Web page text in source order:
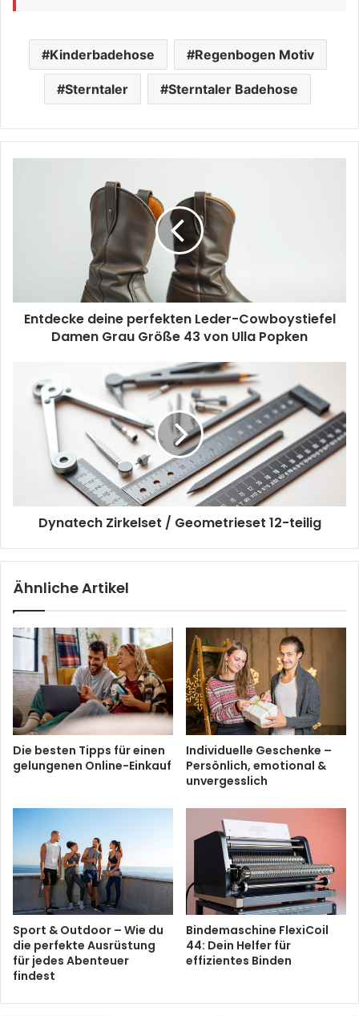
Kinderbadehose Regenbogen Motiv
Sterntaler Sterntaler Badehose
43
vonEntdecke deine perfekten Leder-Cowboystiefel
Damen Grau Größe 43 von Ulla Popken
Zirkelset
Geometrieset
Dynatech Zirkelset / Geometrieset 12-teilig
Ähnliche Artikel
Die besten Tipps für einen
gelungenen Online-Einkauf
Individuelle Geschenke –
Persönlich, emotional &
unvergesslich
Sport & Outdoor – Wie du
die perfekte Ausrüstung
für jedes Abenteuer
findest
Bindemaschine FlexiCoil
44: Dein Helfer für
effizientes Binden